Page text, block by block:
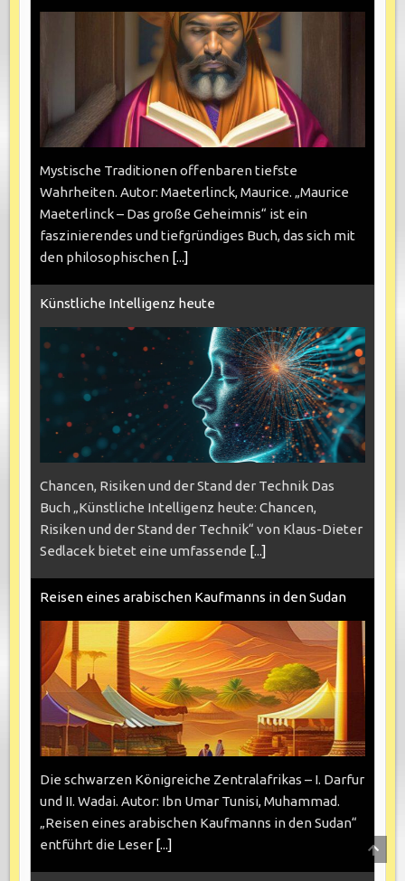
Mystische Traditionen offenbaren tiefste
Wahrheiten. Autor: Maeterlinck, Maurice. „Maurice
Maeterlinck – Das große Geheimnis“ ist ein
faszinierendes und tiefgründiges Buch, das sich mit
den philosophischen [...]
Künstliche Intelligenz heute
Chancen, Risiken und der Stand der Technik Das
Buch „Künstliche Intelligenz heute: Chancen,
Risiken und der Stand der Technik“ von Klaus-Dieter
Sedlacek bietet eine umfassende [...]
Reisen eines arabischen Kaufmanns in den Sudan
Die schwarzen Königreiche Zentralafrikas – I. Darfur
und II. Wadai. Autor: Ibn Umar Tunisi, Muhammad.
„Reisen eines arabischen Kaufmanns in den Sudan“
entführt die Leser [...]
TO